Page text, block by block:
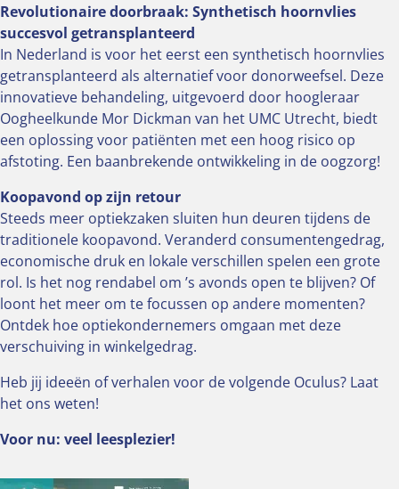
Revolutionaire doorbraak: Synthetisch hoornvlies
succesvol getransplanteerd
In Nederland is voor het eerst een synthetisch hoornvlies
getransplanteerd als alternatief voor donorweefsel. Deze
innovatieve behandeling, uitgevoerd door hoogleraar
Oogheelkunde Mor Dickman van het UMC Utrecht, biedt
een oplossing voor patiënten met een hoog risico op
afstoting. Een baanbrekende ontwikkeling in de oogzorg!
Koopavond op zijn retour
Steeds meer optiekzaken sluiten hun deuren tijdens de
traditionele koopavond. Veranderd consumentengedrag,
economische druk en lokale verschillen spelen een grote
rol. Is het nog rendabel om ’s avonds open te blijven? Of
loont het meer om te focussen op andere momenten?
Ontdek hoe optiekondernemers omgaan met deze
verschuiving in winkelgedrag.
Heb jij ideeën of verhalen voor de volgende Oculus? Laat
het ons weten!
Voor nu: veel leesplezier!